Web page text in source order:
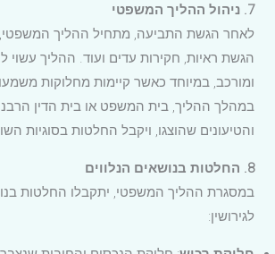
7. ניהול ההליך המשפטי
לאחר הגשת התביעה, מתחיל ההליך המשפטי,
הגשת ראיות, חקירות עדים ועוד. ההליך עשוי
ומורכב, במיוחד כאשר קיימות מחלוקות
במהלך ההליך, בית המשפט או בית הדין
והטיעונים שהוצגו, ויקבל החלטות בסוגיות
8. החלטות בנושאים הנלווים
במסגרת ההליך המשפטי, יתקבלו החלטות
לגירושין: